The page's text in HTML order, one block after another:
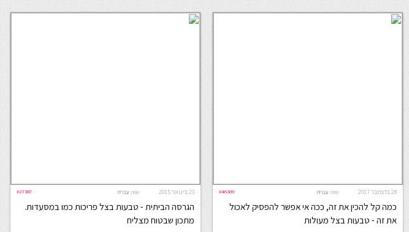
28 בדצמבר 2017 #46309 שפה: עברית
כמה קל להכין את זה, ככה אי אפשר להפסיק לאכול
את זה - טבעות בצל מעולות
23 בינואר 2015 #27387 שפה: עברית
הגרסה הביתית - טבעות בצל פריכות כמו במסעדות.
מתכון שבטוח מצליח